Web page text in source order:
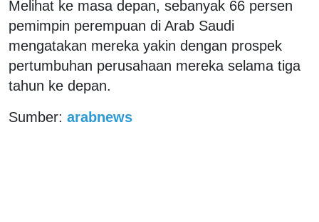
Melihat ke masa depan, sebanyak 66 persen
pemimpin perempuan di Arab Saudi
mengatakan mereka yakin dengan prospek
pertumbuhan perusahaan mereka selama tiga
tahun ke depan.
Sumber: arabnews